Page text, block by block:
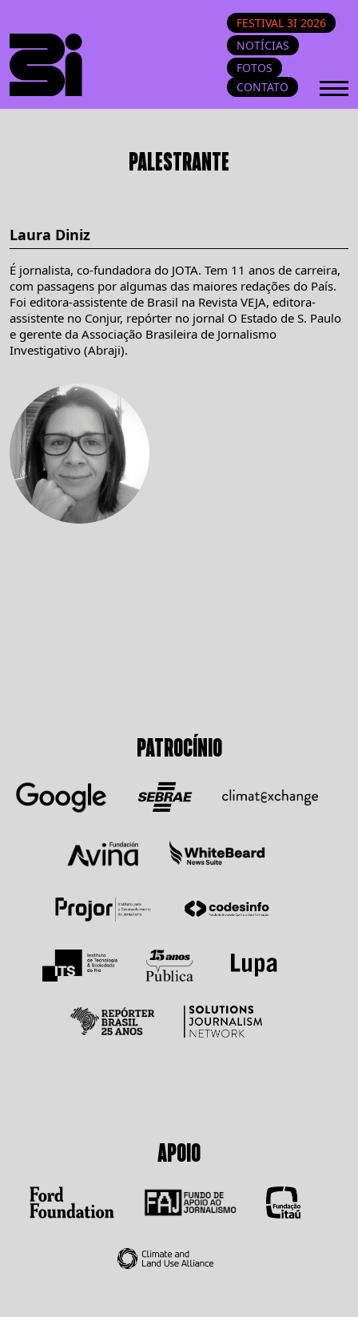
FESTIVAL 3I 2026
NOTÍCIAS
FOTOS
CONTATO
PALESTRANTE
Laura Diniz
É jornalista, co-fundadora do JOTA. Tem 11 anos de carreira,
com passagens por algumas das maiores redações do País.
Foi editora-assistente de Brasil na Revista VEJA, editora-
assistente no Conjur, repórter no jornal O Estado de S. Paulo
e gerente da Associação Brasileira de Jornalismo
Investigativo (Abraji).
PATROCÍNIO
APOIO